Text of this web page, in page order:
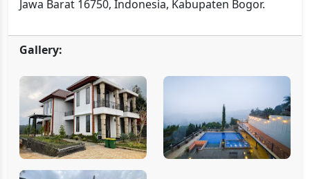
Jawa Barat 16750, Indonesia, Kabupaten Bogor.
Gallery: